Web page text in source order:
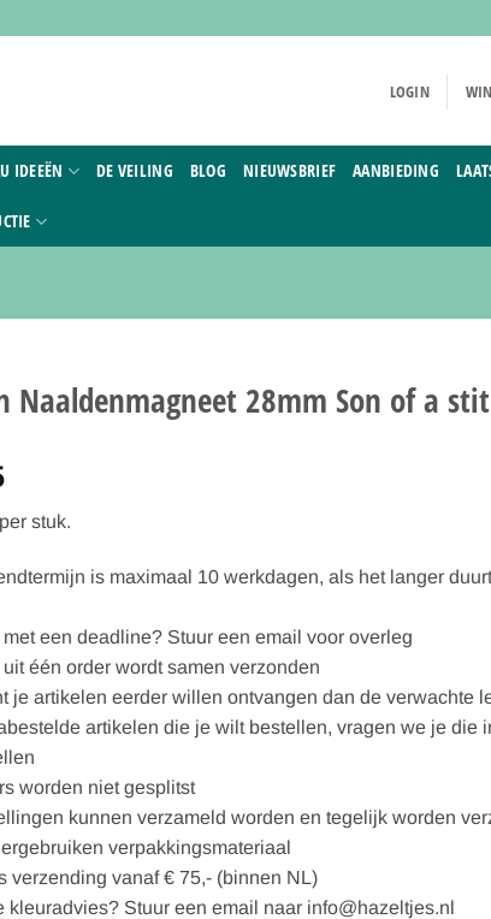
LOGIN
IDEEËN DE VEILING BLOG NIEUWSBRIEF AANBIEDING
Naaldenmagneet 28mm Son of a
stuk.
is maximaal 10 werkdagen, als het langer
een deadline? Stuur een email voor overleg
één order wordt samen verzonden
je artikelen eerder willen ontvangen dan de verwachte
artikelen die je wilt bestellen, vragen we je die
worden niet gesplitst
kunnen verzameld worden en tegelijk worden
verpakkingsmateriaal
verzending vanaf € 75,- (binnen NL)
kleuradvies? Stuur een email naar info@hazeltjes.nl